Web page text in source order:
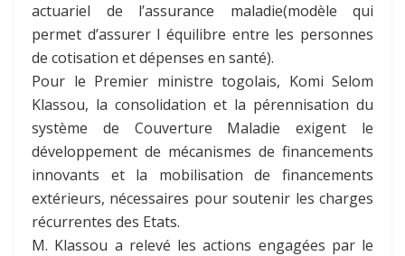
actuariel de l’assurance maladie(modèle qui
permet d’assurer l équilibre entre les personnes
de cotisation et dépenses en santé).
Pour le Premier ministre togolais, Komi Selom
Klassou, la consolidation et la pérennisation du
système de Couverture Maladie exigent le
développement de mécanismes de financements
innovants et la mobilisation de financements
extérieurs, nécessaires pour soutenir les charges
récurrentes des Etats.
M. Klassou a relevé les actions engagées par le